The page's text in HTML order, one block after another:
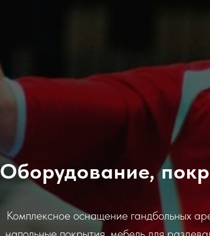
Оборудование,
Комплексное оснащение гандбольных